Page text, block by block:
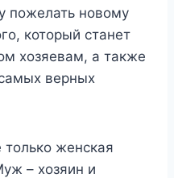
пожелать новому
который станет
хозяевам, а также
верных
только женская
– хозяин и